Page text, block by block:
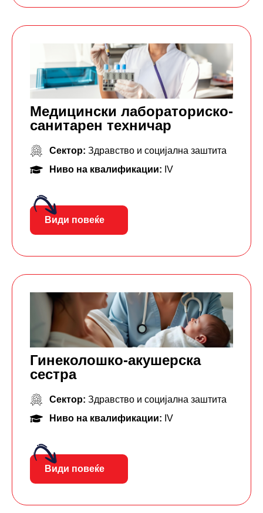
Mедицински лабораторискo-
санитарен техничар
Сектор: Здравство и социјална заштита
Ниво на квалификации: IV
Види повеќе
Гинеколошко-акушерска
сестра
Сектор: Здравство и социјална заштита
Ниво на квалификации: IV
Види повеќе